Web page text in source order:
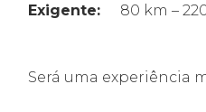
Exigente:
80 km –
Será uma experiência